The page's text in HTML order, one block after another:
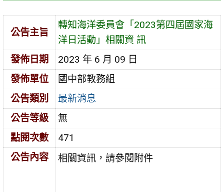
公告主旨
轉知海洋委員會「2023第四屆國家海
洋日活動」相關資 訊
發佈日期
2023 年 6 月 09 日
發佈單位
國中部教務組
公告類別
最新消息
公告等級
無
點閱次數
471
公告內容
相關資訊，請參閱附件